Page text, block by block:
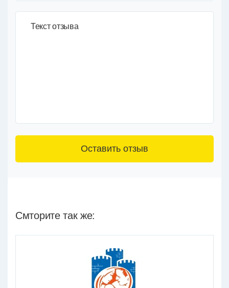
Текст отзыва
Смторите так же: